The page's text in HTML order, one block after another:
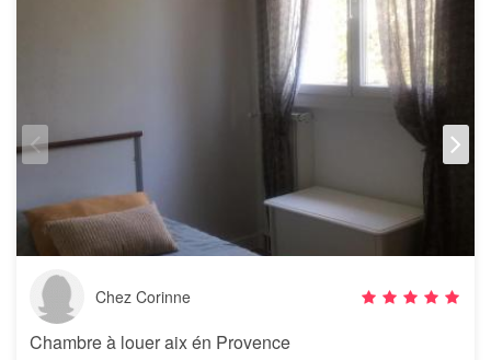
Chez Corinne
Chambre à louer aix én Provence